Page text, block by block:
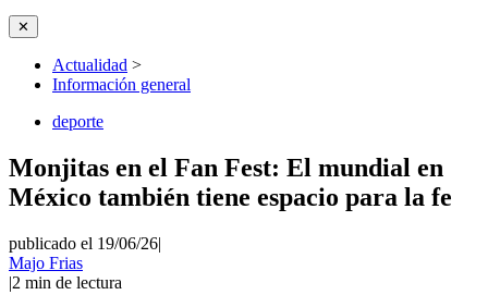
✕
Actualidad >
Información general
deporte
Monjitas en el Fan Fest: El mundial en
México también tiene espacio para la fe
publicado el 19/06/26|
Majo Frias
|2 min de lectura